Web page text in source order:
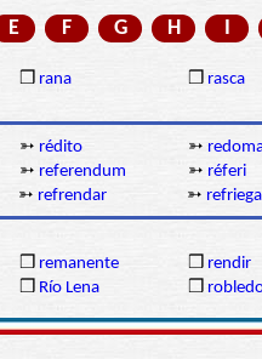
E F G H
❒ rana ❒ rasca
➳ rédito ➳
➳ referendum ➳ réferi
➳ refrendar ➳ refriega
❒ remanente ❒ rendir
❒ Río Lena ❒